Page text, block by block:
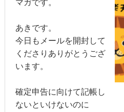
マガです。
あきです。
今日もメールを開封して
くださりありがとうござ
います。
確定申告に向けて記帳し
ないといけないのに